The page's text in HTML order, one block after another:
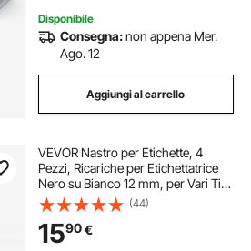
Disponibile
Consegna:non appena Mer.
Ago. 12
Aggiungi al carrello
VEVOR Nastro per Etichette, 4
Pezzi, Ricariche per Etichettatrice
Nero su Bianco 12 mm, per Vari Tipi
di Etichettatrici Brother, Resistente e
di Lunga Durata, Sostituzione per
Letra Tag M-K231
(44)
1590€